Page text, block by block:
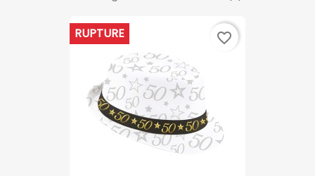
RUPTURE favorite_border